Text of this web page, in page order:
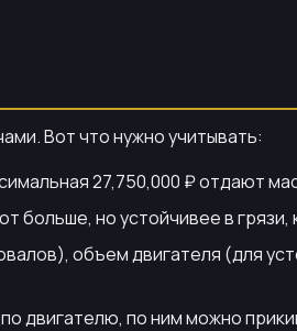
Вот что нужно учитывать:
27,750,000 ₽ отдают
больше, но устойчивее в
объем двигателя (для
двигателю, по ним можно